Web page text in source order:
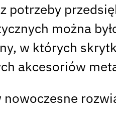
potrzeby
można
w których
akcesoriów